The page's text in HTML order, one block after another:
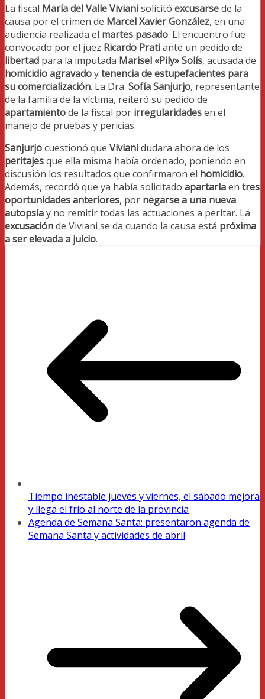
La fiscal María del Valle Vivianisolicitó excusarsede la
causa por el crimen de Marcel Xavier González, en una
audiencia realizada el martes pasado. El encuentro fue
convocado por el juez Ricardo Pratiante un pedido de
libertad para la imputada Marisel «Pily» Solís, acusada de
homicidio agravadoytenencia de estupefacientes para
su comercialización. La Dra. Sofía Sanjurjo, representante
de la familia de la víctima, reiteró su pedido de
apartamientode la fiscal por irregularidadesen el
manejo de pruebas y pericias.
Sanjurjocuestionó que Vivianidudara ahora de los
peritajesque ella misma había ordenado, poniendo en
discusión los resultados que confirmaron el homicidio.
Además, recordó que ya había solicitado apartarlaen tres
oportunidades anteriores, por negarse a una nueva
autopsiay no remitir todas las actuaciones a peritar. La
excusaciónde Viviani se da cuando la causa está próxima
a ser elevada a juicio.
Tiempo inestable jueves y viernes, el sábado mejora
y llega el frío al norte de la provincia
Agenda de Semana Santa: presentaron agenda de
Semana Santa y actividades de abril